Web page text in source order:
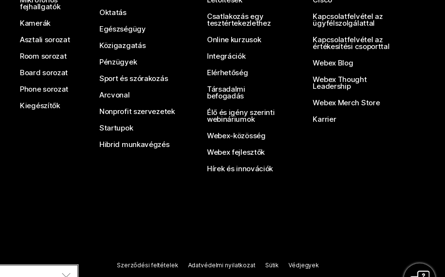
fejhallgatók
Kamerák
Asztali sorozat
Room sorozat
Board sorozat
Phone sorozat
Kiegészítők
Oktatás
Egészségügy
Közigazgatás
Pénzügyek
Sport és szórakozás
Arcvonal
Nonprofit szervezetek
Startupok
Hibrid munkavégzés
Csatlakozás egy
tesztértekezlethez
Online kurzusok
Integrációk
Elérhetőség
Társadalmi
befogadás
Élő és igény szerinti
webináriumok
Webex-közösség
Webex fejlesztők
Hírek és innovációk
Kapcsolatfelvétel az
ügyfélszolgálattal
Kapcsolatfelvétel az
értékesítési csoporttal
Webex Blog
Webex Thought
Leadership
Webex Merch Store
Karrier
Szerződési feltételek Adatvédelmi nyilatkozat Sütik Védjegyek